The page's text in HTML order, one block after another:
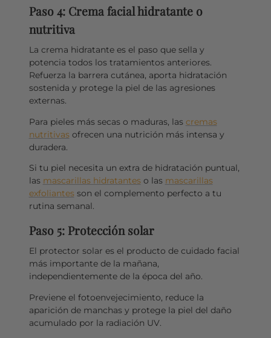
Paso 4: Crema facial hidratante o
nutritiva
La crema hidratante es el paso que sella y
potencia todos los tratamientos anteriores.
Refuerza la barrera cutánea, aporta hidratación
sostenida y protege la piel de las agresiones
externas.
Para pieles más secas o maduras, las cremas
nutritivasofrecen una nutrición más intensa y
duradera.
Si tu piel necesita un extra de hidratación puntual,
las mascarillas hidratanteso las mascarillas
exfoliantesson el complemento perfecto a tu
rutina semanal.
Paso 5: Protección solar
El protector solar es el producto de cuidado facial
más importante de la mañana,
independientemente de la época del año.
Previene el fotoenvejecimiento, reduce la
aparición de manchas y protege la piel del daño
acumulado por la radiación UV.